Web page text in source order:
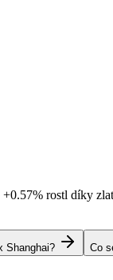
+0.57% rostl díky
Shanghai? Co